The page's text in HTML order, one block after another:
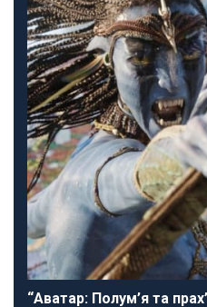
“Аватар: Полум’я та